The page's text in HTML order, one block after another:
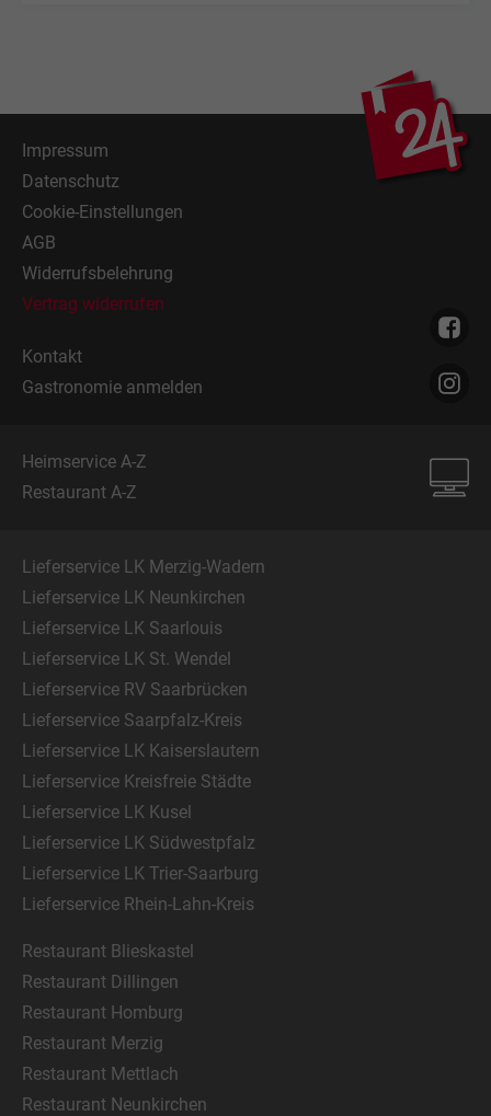
Impressum
Datenschutz
Cookie-Einstellungen
AGB
Widerrufsbelehrung
Vertrag widerrufen
Kontakt
Gastronomie anmelden
Heimservice A-Z
Restaurant A-Z
Lieferservice LK Merzig-Wadern
Lieferservice LK Neunkirchen
Lieferservice LK Saarlouis
Lieferservice LK St. Wendel
Lieferservice RV Saarbrücken
Lieferservice Saarpfalz-Kreis
Lieferservice LK Kaiserslautern
Lieferservice Kreisfreie Städte
Lieferservice LK Kusel
Lieferservice LK Südwestpfalz
Lieferservice LK Trier-Saarburg
Lieferservice Rhein-Lahn-Kreis
Restaurant Blieskastel
Restaurant Dillingen
Restaurant Homburg
Restaurant Merzig
Restaurant Mettlach
Restaurant Neunkirchen